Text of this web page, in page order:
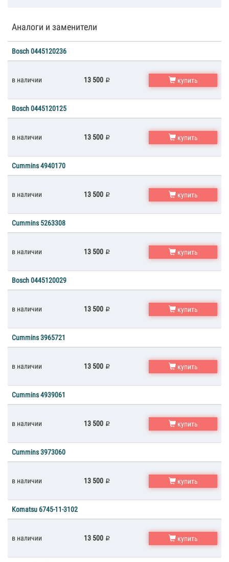
Аналоги и заменители
Bosch 0445120236
в наличии 13 500 купить
Bosch 0445120125
в наличии 13 500 купить
Cummins 4940170
в наличии 13 500 купить
Cummins 5263308
в наличии 13 500 купить
Bosch 0445120029
в наличии 13 500 купить
Cummins 3965721
в наличии 13 500 купить
Cummins 4939061
в наличии 13 500 купить
Cummins 3973060
в наличии 13 500 купить
Komatsu 6745-11-3102
в наличии 13 500 купить